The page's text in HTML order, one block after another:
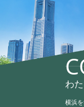
わ
横浜